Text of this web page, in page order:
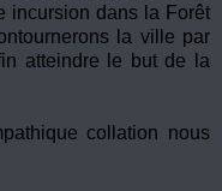
incursion dans la Forêt
la ville par
atteindre le but de la
collation nous